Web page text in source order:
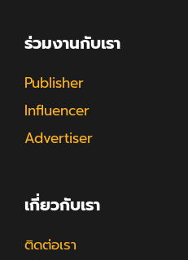
ร่วมงานกับเรา
Publisher
Influencer
Advertiser
เกี่ยวกับเรา
ติดต่อเรา